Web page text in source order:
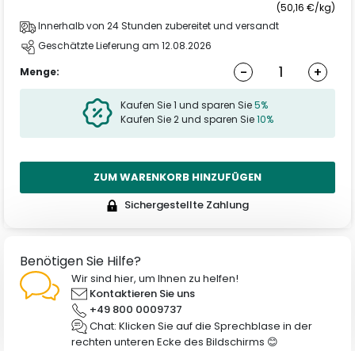
(50,16 €/kg)
Innerhalb von 24 Stunden zubereitet und versandt
Geschätzte Lieferung am 12.08.2026
Menge:
- +
Kaufen Sie 1 und sparen Sie5%
Kaufen Sie 2 und sparen Sie10%
ZUM WARENKORB HINZUFÜGEN
Sichergestellte Zahlung
Benötigen Sie Hilfe?
Wir sind hier, um Ihnen zu helfen!
Kontaktieren Sie uns
+49 800 0009737
Chat: Klicken Sie auf die Sprechblase in der
rechten unteren Ecke des Bildschirms 😊